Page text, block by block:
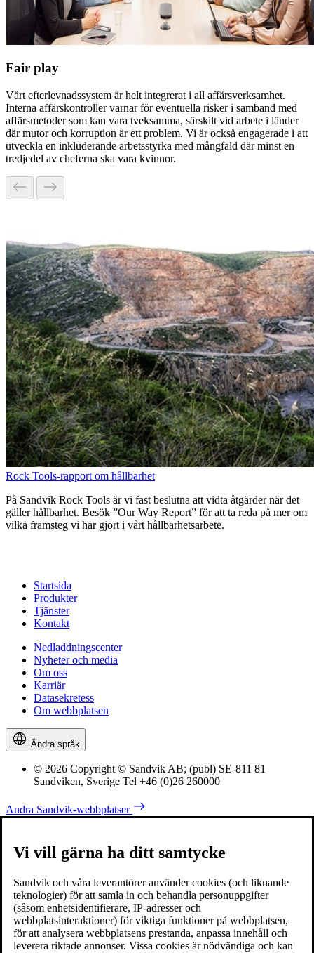
Fair play
Vårt efterlevnadssystem är helt integrerat i all affärsverksamhet.
Interna affärskontroller varnar för eventuella risker i samband med
affärsmetoder som kan vara tveksamma, särskilt vid arbete i länder
där mutor och korruption är ett problem. Vi är också engagerade i att
utveckla en inkluderande arbetsstyrka med mångfald där minst en
tredjedel av cheferna ska vara kvinnor.
Rock Tools-rapport om hållbarhet
På Sandvik Rock Tools är vi fast beslutna att vidta åtgärder när det
gäller hållbarhet. Besök ”Our Way Report” för att ta reda på mer om
vilka framsteg vi har gjort i vårt hållbarhetsarbete.
Startsida
Produkter
Tjänster
Kontakt
Nedladdningscenter
Nyheter och media
Om oss
Karriär
Datasekretess
Om webbplatsen
Ändra språk
© 2026 Copyright © Sandvik AB; (publ) SE-811 81
Sandviken, Sverige Tel +46 (0)26 260000
Andra Sandvik-webbplatser
Vi vill gärna ha ditt samtycke
Sandvik och våra leverantörer använder cookies (och liknande
teknologier) för att samla in och behandla personuppgifter
(såsom enhetsidentifierare, IP-adresser och
webbplatsinteraktioner) för viktiga funktioner på webbplatsen,
för att analysera webbplatsens prestanda, anpassa innehåll och
leverera riktade annonser. Vissa cookies är nödvändiga och kan